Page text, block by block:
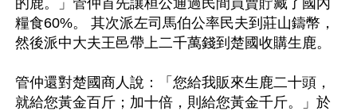
糧食60%。 其次派左司馬伯公率民夫到莊山鑄幣，
然後派中大夫王邑帶上二千萬錢到楚國收購生鹿。
管仲還對楚國商人說：「您給我販來生鹿二十頭，
就給您黃金百斤；加十倍，則給您黃金千斤。」於